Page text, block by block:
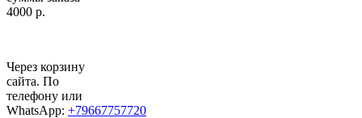
4000 р.
Через корзину
сайта. По
телефону или
WhatsApp: +79667757720